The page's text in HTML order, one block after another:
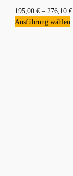
195,00€ – 276,10€
Ausführung wählen